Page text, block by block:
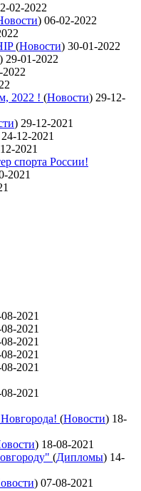
02-2022
) 06-02-2022
(Новости) 30-01-2022
) 29-01-2022
2022
2022 ! (Новости) 29-12-
) 29-12-2021
24-12-2021
2021
спорта России!
2021
2021
2021
2021
2021
2021
2021
(Новости) 18-
) 18-08-2021
(Дипломы) 14-
) 07-08-2021